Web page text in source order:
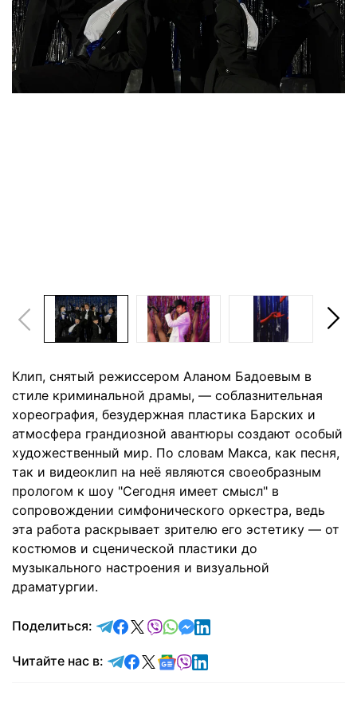
Клип, снятый режиссером Аланом Бадоевым в
стиле криминальной драмы, — соблазнительная
хореография, безудержная пластика Барских и
атмосфера грандиозной авантюры создают особый
художественный мир. По словам Макса, как песня,
так и видеоклип на неё являются своеобразным
прологом к шоу "Сегодня имеет смысл" в
сопровождении симфонического оркестра, ведь
эта работа раскрывает зрителю его эстетику — от
костюмов и сценической пластики до
музыкального настроения и визуальной
драматургии.
Поделиться: отправить в Telegram
поделиться в Facebook
поделиться в X
отправить в Viber
отправить в Whatsapp
отправить в Messenger
отправить в LinkedIn
Читайте нас в: Читайте в Telegram
Читайте в Facebook
Читайте в X
Читайте в Google news
Читайте в Viber
Читайте в LinkedIn